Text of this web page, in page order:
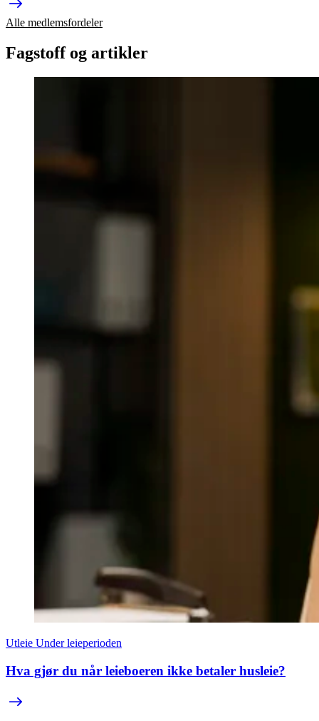
Alle medlemsfordeler
Fagstoff og artikler
Utleie Under leieperioden
Hva gjør du når leieboeren ikke betaler husleie?